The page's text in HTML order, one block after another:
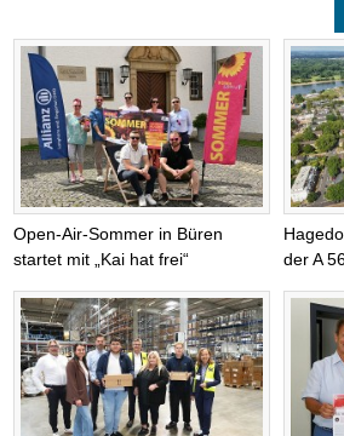
Open-Air-Sommer in Büren
startet mit „Kai hat frei“
der A